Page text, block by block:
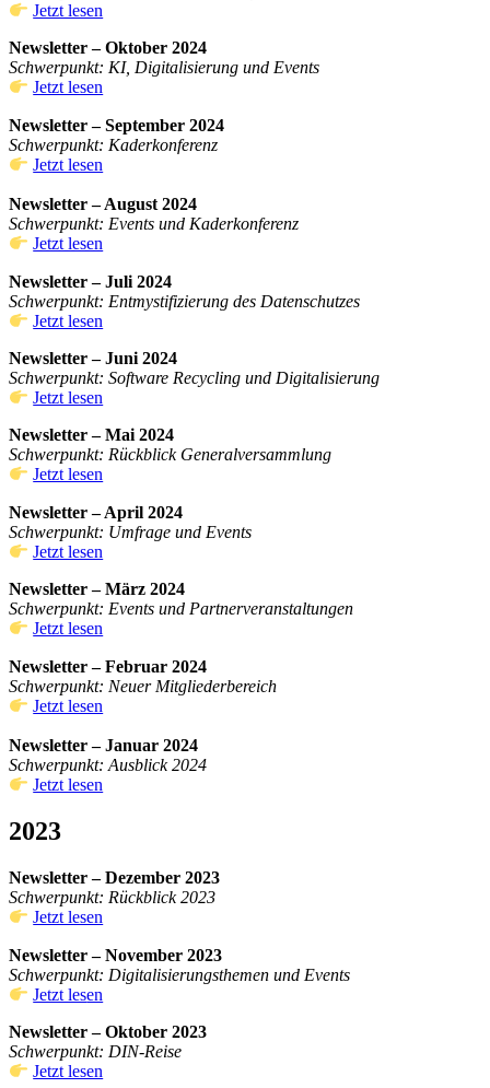
Jetzt lesen
Newsletter – Oktober 2024
Schwerpunkt: KI, Digitalisierung und Events
Jetzt lesen
Newsletter – September 2024
Schwerpunkt: Kaderkonferenz
Jetzt lesen
Newsletter – August 2024
Schwerpunkt: Events und Kaderkonferenz
Jetzt lesen
Newsletter – Juli 2024
Schwerpunkt: Entmystifizierung des Datenschutzes
Jetzt lesen
Newsletter – Juni 2024
Schwerpunkt: Software Recycling und Digitalisierung
Jetzt lesen
Newsletter – Mai 2024
Schwerpunkt: Rückblick Generalversammlung
Jetzt lesen
Newsletter – April 2024
Schwerpunkt: Umfrage und Events
Jetzt lesen
Newsletter – März 2024
Schwerpunkt: Events und Partnerveranstaltungen
Jetzt lesen
Newsletter – Februar 2024
Schwerpunkt: Neuer Mitgliederbereich
Jetzt lesen
Newsletter – Januar 2024
Schwerpunkt: Ausblick 2024
Jetzt lesen
2023
Newsletter – Dezember 2023
Schwerpunkt: Rückblick 2023
Jetzt lesen
Newsletter – November 2023
Schwerpunkt: Digitalisierungsthemen und Events
Jetzt lesen
Newsletter – Oktober 2023
Schwerpunkt: DIN-Reise
Jetzt lesen